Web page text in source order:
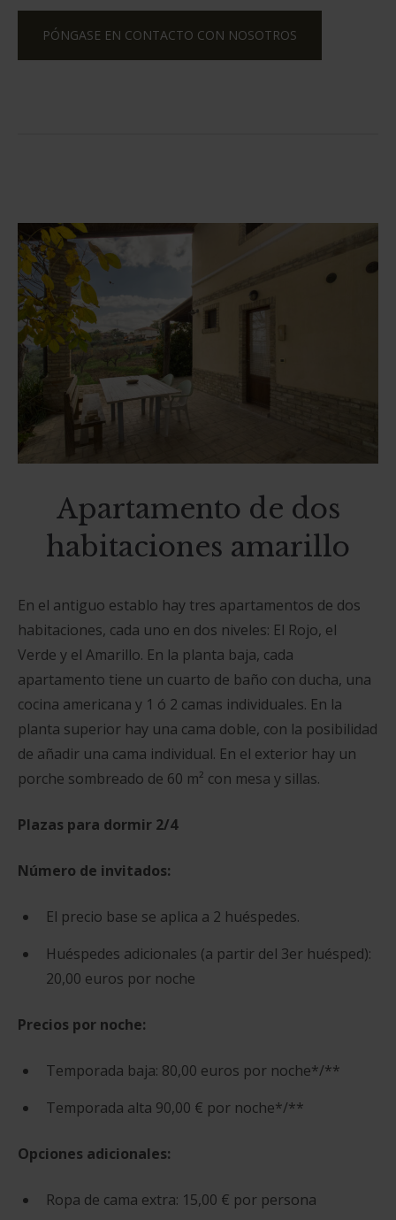
PÓNGASE EN CONTACTO CON NOSOTROS
Apartamento de dos
habitaciones amarillo
En el antiguo establo hay tres apartamentos de dos
habitaciones, cada uno en dos niveles: El Rojo, el
Verde y el Amarillo. En la planta baja, cada
apartamento tiene un cuarto de baño con ducha, una
cocina americana y 1 ó 2 camas individuales. En la
planta superior hay una cama doble, con la posibilidad
de añadir una cama individual. En el exterior hay un
porche sombreado de 60 m² con mesa y sillas.
Plazas para dormir 2/4
Número de invitados:
El precio base se aplica a 2 huéspedes.
Huéspedes adicionales (a partir del 3er huésped):
20,00 euros por noche
Precios por noche:
Temporada baja: 80,00 euros por noche*/**
Temporada alta 90,00 € por noche*/**
Opciones adicionales:
Ropa de cama extra: 15,00 € por persona